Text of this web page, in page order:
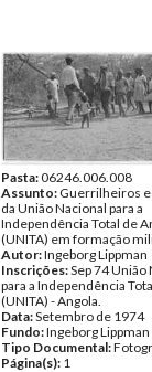
Pasta:06246.006.008
Assunto: Guerrilheiros
da União Nacional para a
Independência Total de
(UNITA) em formação
Autor:Ingeborg Lippman
Inscrições:Sep 74 União
para a Independência
(UNITA) - Angola.
Data:Setembro de 1974
Fundo:Ingeborg Lippman
Tipo Documental:
Página(s): 1